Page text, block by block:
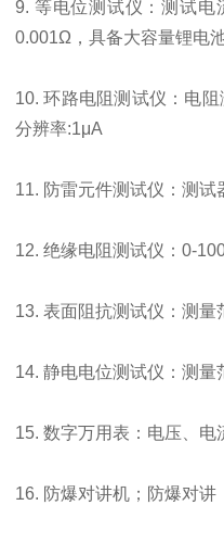
9. 等电位测试仪：测试电
0.001Ω，具备大容量锂电
10. 环路电阻测试仪：电
分辨率:1μA
11. 防雷元件测试仪：测
12. 绝缘电阻测试仪：0-
13. 表面阻抗测试仪：测
14. 静电电位测试仪：测量
15. 数字万用表：电压、
16. 防爆对讲机；防爆对讲